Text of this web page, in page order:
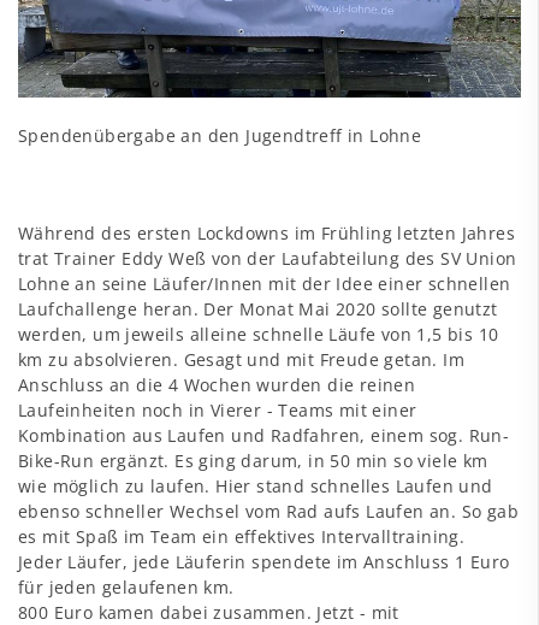
Spendenübergabe an den Jugendtreff in Lohne
Während des ersten Lockdowns im Frühling letzten Jahres
trat Trainer Eddy Weß von der Laufabteilung des SV Union
Lohne an seine Läufer/Innen mit der Idee einer schnellen
Laufchallenge heran. Der Monat Mai 2020 sollte genutzt
werden, um jeweils alleine schnelle Läufe von 1,5 bis 10
km zu absolvieren. Gesagt und mit Freude getan. Im
Anschluss an die 4 Wochen wurden die reinen
Laufeinheiten noch in Vierer - Teams mit einer
Kombination aus Laufen und Radfahren, einem sog. Run-
Bike-Run ergänzt. Es ging darum, in 50 min so viele km
wie möglich zu laufen. Hier stand schnelles Laufen und
ebenso schneller Wechsel vom Rad aufs Laufen an. So gab
es mit Spaß im Team ein effektives Intervalltraining.
Jeder Läufer, jede Läuferin spendete im Anschluss 1 Euro
für jeden gelaufenen km.
800 Euro kamen dabei zusammen. Jetzt - mit